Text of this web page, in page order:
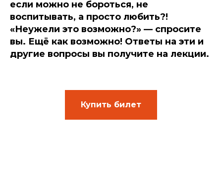
если можно не бороться, не
воспитывать, а просто любить?!
«Неужели это возможно?» — спросите
вы. Ещё как возможно! Ответы на эти и
другие вопросы вы получите на лекции.
Купить билет